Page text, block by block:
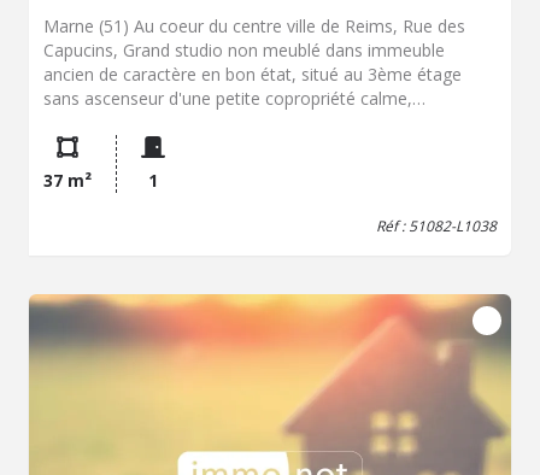
Marne (51) Au coeur du centre ville de Reims, Rue des
Capucins, Grand studio non meublé dans immeuble
ancien de caractère en bon état, situé au 3ème étage
sans ascenseur d'une petite copropriété calme,
équipée d'une plaque électrique et d'un frigo, petit meuble
, salle de douche / WC. Immeuble sécurisé. Surface
habitable 18.08 m² et 37.63 m² de surface au sol
(combles) - chauffage électrique et ballon eau chaude
comprenant eau) Dépôt de garantie 380 € Frais de bail
avec état des lieux Huissier Justice, à charge du locataire
255,00 € Disponible dès le 31 juillet 2026 Les
informations sur les risques auxquels ce bien est exposé
sont disponibles sur le site Géorisques :
www.georisques.gouv.fr (nouv.art.R.125-25I, C.Env.)
37 m² 1
Réf : 51082-L1038